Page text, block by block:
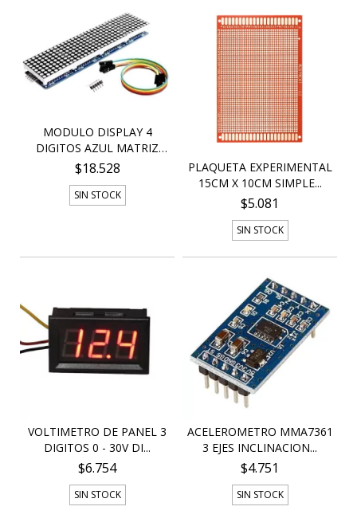
MODULO DISPLAY 4
DIGITOS AZUL MATRIZ
LED...
$18.528
SIN STOCK
PLAQUETA EXPERIMENTAL
15CM X 10CM SIMPLE...
$5.081
SIN STOCK
VOLTIMETRO DE PANEL 3
DIGITOS 0 - 30V DI...
$6.754
SIN STOCK
ACELEROMETRO MMA7361
3 EJES INCLINACION...
$4.751
SIN STOCK